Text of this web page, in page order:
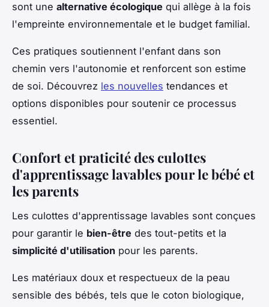
sont une alternative écologique qui allège à la fois
l'empreinte environnementale et le budget familial.
Ces pratiques soutiennent l'enfant dans son
chemin vers l'autonomie et renforcent son estime
de soi. Découvrez les nouvelles tendances et
options disponibles pour soutenir ce processus
essentiel.
Confort et praticité des culottes
d'apprentissage lavables pour le bébé et
les parents
Les culottes d'apprentissage lavables sont conçues
pour garantir le bien-être des tout-petits et la
simplicité d'utilisation pour les parents.
Les matériaux doux et respectueux de la peau
sensible des bébés, tels que le coton biologique,